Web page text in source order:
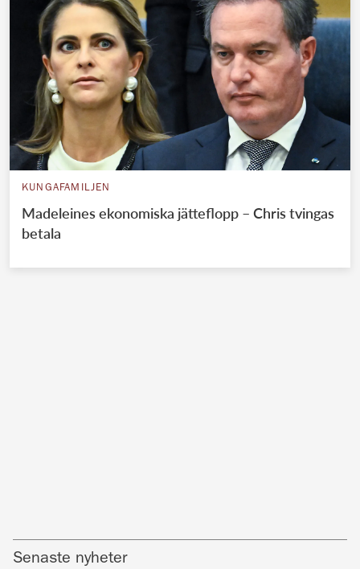
KUNGAFAMILJEN
Madeleines ekonomiska jätteflopp – Chris tvingas
betala
Senaste nyheter